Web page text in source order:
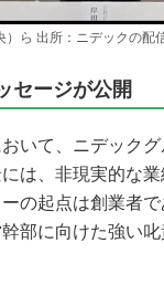
ら 出所：ニデックの配
セージが公開
いて、ニデック
は、非現実的な
の起点は創業者
部に向けた強い